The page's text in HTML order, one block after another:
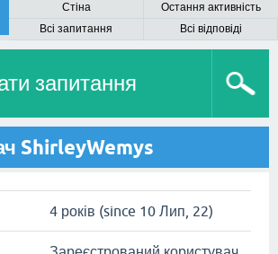
Стіна
Остання активність
Всі запитання
Всі відповіді
запитання
ShirleyWemys
4 років (since 10 Лип, 22)